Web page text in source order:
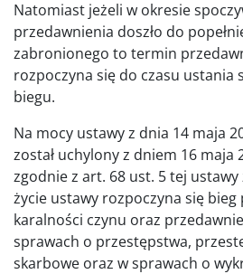
Natomiast jeżeli w okresie
przedawnienia doszło do
zabronionego to termin
rozpoczyna się do czasu ustania
biegu.
Na mocy ustawy z dnia 14 maja
został uchylony z dniem 16 maja
zgodnie z art. 68 ust. 5 tej
życie ustawy rozpoczyna się
karalności czynu oraz
sprawach o przestępstwa,
skarbowe oraz w sprawach o